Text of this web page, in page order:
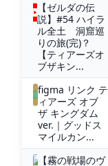
【ゼルダの伝
説】#54 ハイラ
ル全土 洞窟巡
りの旅(完)？
【ティアーズオ
ブザキン...
figma リンク テ
ィアーズ オブ
ザ キングダム
ver.｜グッドス
マイルカン...
【霧の戦場のヴ